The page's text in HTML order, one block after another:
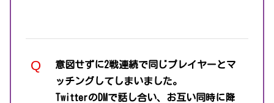
意図せずに2戦連続で同じプレイヤーとマ
ッチングしてしまいました。
TwitterのDMで話し合い、お互い同時に降